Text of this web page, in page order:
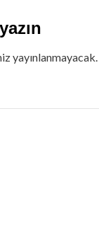
yayınlanmayacak.